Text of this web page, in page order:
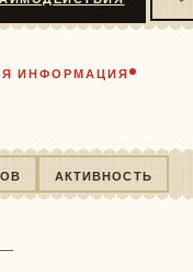
ИНФОРМАЦИЯ
АКТИВНОСТЬ